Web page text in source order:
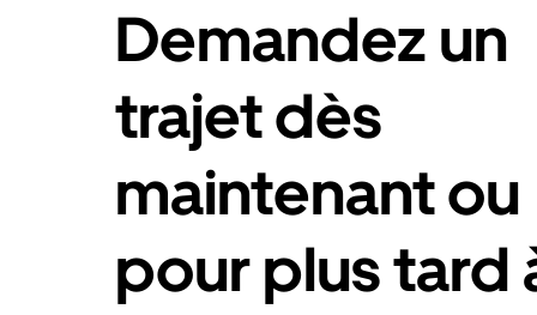
Demandez un
trajet dès
maintenant ou
pour plus tard